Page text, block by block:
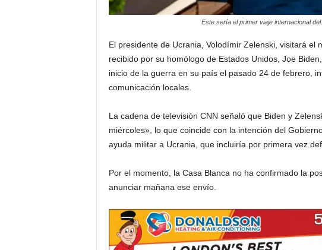
Este sería el primer viaje internacional
El presidente de Ucrania, Volodímir Zelenski, visitará el
recibido por su homólogo de Estados Unidos, Joe
inicio de la guerra en su país el pasado 24 de febrero,
comunicación locales.
La cadena de televisión CNN señaló que Biden y
miércoles», lo que coincide con la intención del
ayuda militar a Ucrania, que incluiría por primera vez
Por el momento, la Casa Blanca no ha confirmado la
anunciar mañana ese envío.